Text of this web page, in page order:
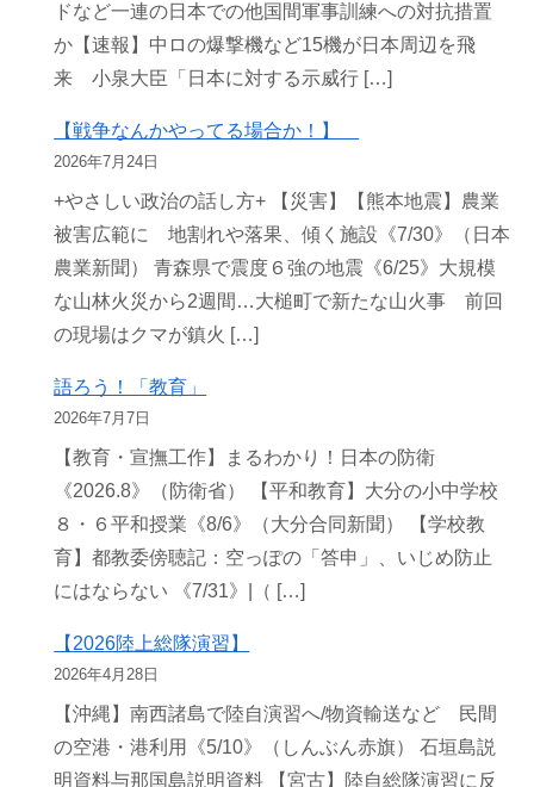
ドなど一連の日本での他国間軍事訓練への対抗措置
か【速報】中ロの爆撃機など15機が日本周辺を飛
来 小泉大臣「日本に対する示威行 […]
【戦争なんかやってる場合か！】
2026年7月24日
+やさしい政治の話し方+ 【災害】【熊本地震】農業
被害広範に 地割れや落果、傾く施設《7/30》（日本
農業新聞） 青森県で震度６強の地震《6/25》大規模
な山林火災から2週間…大槌町で新たな山火事 前回
の現場はクマが鎮火 […]
語ろう！「教育」
2026年7月7日
【教育・宣撫工作】まるわかり！日本の防衛
《2026.8》（防衛省） 【平和教育】大分の小中学校
８・６平和授業《8/6》（大分合同新聞） 【学校教
育】都教委傍聴記：空っぽの「答申」、いじめ防止
にはならない 《7/31》|（ […]
【2026陸上総隊演習】
2026年4月28日
【沖縄】南西諸島で陸自演習へ/物資輸送など 民間
の空港・港利用《5/10》（しんぶん赤旗） 石垣島説
明資料与那国島説明資料 【宮古】陸自総隊演習に反